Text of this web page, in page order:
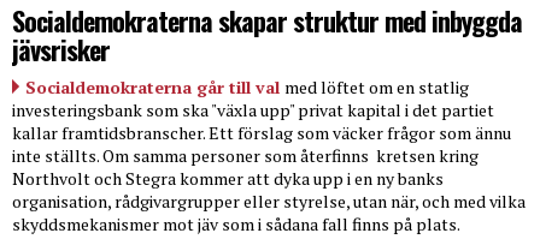
Socialdemokraterna skapar struktur med inbyggda
jävsrisker
Socialdemokraterna går till val med löftet om en statlig
investeringsbank som ska "växla upp" privat kapital i det partiet
kallar framtidsbranscher. Ett förslag som väcker frågor som ännu
inte ställts. Om samma personer som återfinns kretsen kring
Northvolt och Stegra kommer att dyka upp i en ny banks
organisation, rådgivargrupper eller styrelse, utan när, och med vilka
skyddsmekanismer mot jäv som i sådana fall finns på plats.